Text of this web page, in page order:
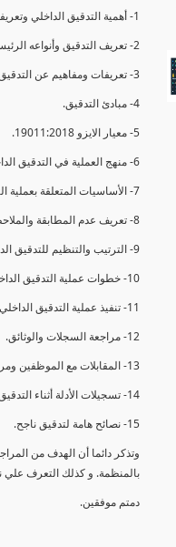
1- أهمية التدقيق الداخلي وتعريفه.
2- تعريف التدقيق وأنواعه الرئيسية.
3- تعريفات ومفاهيم عن التدقيق الداخلي.
4- مبادئ التدقيق.
5- معيار الايزو 19011:2018.
6- منهج العملية في التدقيق الداخلي.
7- الأساسيات المتعلقة بعملية التدقيق الداخلي.
8- تعريف عدم المطابقة والملاحظات.
9- الترتيب والتنظيم للتدقيق الداخلي.
10- خطوات عملية التدقيق الداخلي.
11- تنفيذ عملية التدقيق الداخلي والاجتماع الافتتاحي.
12- مراجعة السجلات والوثائق.
13- المقابلات مع الموظفين ومراقبة الانشطة والمرافق.
14- تسجيلات الأدلة أثناء التدقيق.
15- نصائح هامة لتدقيق ناجح.
وتذكر دائما أن الهدف من
بالمنظمة. و كذلك التعرف علي
دمتم موفقين.